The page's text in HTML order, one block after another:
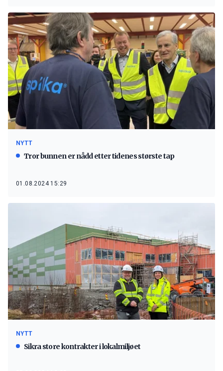
NYTT
Tror bunnen er nådd etter tidenes største tap
01.08.2024 15:29
NYTT
Sikra store kontrakter i lokalmiljøet